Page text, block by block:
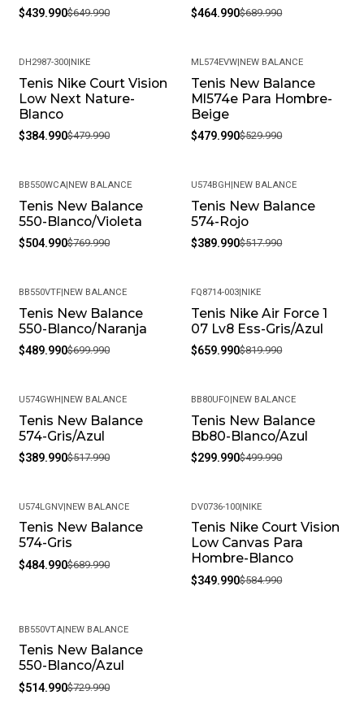
Con Su Empaque Original.
Satisfecho Con Tu Compra, Ofrecemos Una Política De
Devoluciones Flexible. Queremos Que Estés
Completamente Feliz Y Puedas Volver A Elegirnos.
¿Cómo Debo Cuidar Mis Productos? Para Mantener Tu
Producto En Las Mejores Condiciones, Recomendamos
Productos Químicos Fuertes. Almacénalos En Un Lugar
Fresco Y Seco Cuando No Los Estés Usando.
• Peso Del Producto: Ligero, Ideal Para Uso Diario.
$439.990$649.990 $464.990$689.990
-20%
DH2987-300| NIKE
Tenis Nike Court Vision
Low Next Nature-
Blanco
$384.990$479.990
-9%
ML574EVW NEW BALANCE
Tenis New Balance
Ml574e Para Hombre-
Beige
$479.990$529.990
-34%
BB550WCA| NEW BALANCE
Tenis New Balance
550-Blanco/Violeta
$504.990$769.990
-25%
U574BGH NEW BALANCE
Tenis New Balance
574-Rojo
$389.990$517.990
-30%
BB550VTF|NEW BALANCE
Tenis New Balance
550-Blanco/Naranja
$489.990$699.990
-20%
FQ8714-003|NIKE
Tenis Nike Air Force 1
07 Lv8 Ess-Gris/Azul
$659.990$819.990
-25%
U574GWH|NEW BALANCE
Tenis New Balance
574-Gris/Azul
$389.990$517.990
-40%
BB80UFO|NEW BALANCE
Tenis New Balance
Bb80-Blanco/Azul
$299.990$499.990
-30%
U574LGNV|NEW BALANCE
Tenis New Balance
574-Gris
$484.990$689.990
-40%
DV0736-100|NIKE
Tenis Nike Court Vision
Low Canvas Para
Hombre-Blanco
$349.990$584.990
-29%
BB550VTA|NEW BALANCE
Tenis New Balance
550-Blanco/Azul
$514.990$729.990